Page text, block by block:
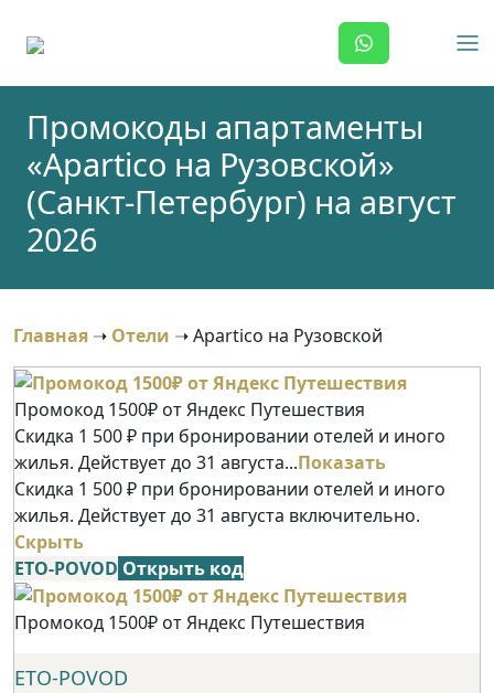
Промокоды апартаменты
«Apartico на Рузовской»
(Санкт-Петербург) на август
2026
Главная ➝ Отели ➝Apartico на Рузовской
Промокод 1500₽ от Яндекс Путешествия
Скидка 1 500 ₽ при бронировании отелей и иного
жилья. Действует до 31 августа...Показать
Скидка 1 500 ₽ при бронировании отелей и иного
жилья. Действует до 31 августа включительно.
Скрыть
ETO-POVOD Открыть код
Промокод 1500₽ от Яндекс Путешествия
ETO-POVOD